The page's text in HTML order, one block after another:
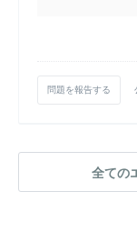
問題を報告する
全ての